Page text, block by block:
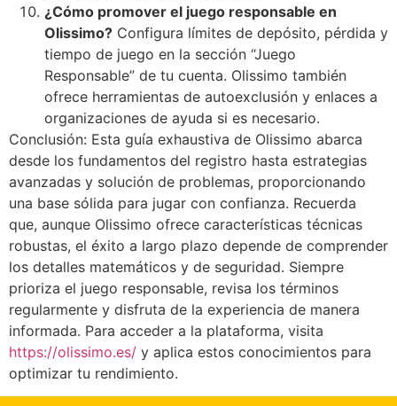
¿Cómo promover el juego responsable en
Olissimo? Configura límites de depósito, pérdida y
tiempo de juego en la sección “Juego
Responsable” de tu cuenta. Olissimo también
ofrece herramientas de autoexclusión y enlaces a
organizaciones de ayuda si es necesario.
Conclusión: Esta guía exhaustiva de Olissimo abarca
desde los fundamentos del registro hasta estrategias
avanzadas y solución de problemas, proporcionando
una base sólida para jugar con confianza. Recuerda
que, aunque Olissimo ofrece características técnicas
robustas, el éxito a largo plazo depende de comprender
los detalles matemáticos y de seguridad. Siempre
prioriza el juego responsable, revisa los términos
regularmente y disfruta de la experiencia de manera
informada. Para acceder a la plataforma, visita
https://olissimo.es/ y aplica estos conocimientos para
optimizar tu rendimiento.